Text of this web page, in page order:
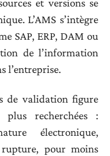
et versions se
L’AMS s’intègre
SAP, ERP, DAM ou
de l’information
l’entreprise.
de validation figure
recherchées :
électronique,
rupture, pour moins